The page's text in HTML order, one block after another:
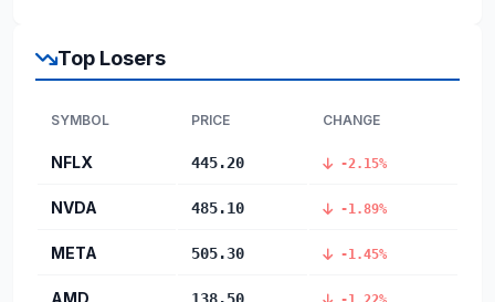
Top Losers
SYMBOL PRICE CHANGE
NFLX 445.20 -2.15%
NVDA 485.10 -1.89%
META 505.30 -1.45%